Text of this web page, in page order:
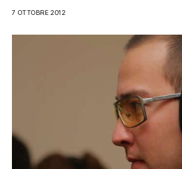
7 OTTOBRE 2012